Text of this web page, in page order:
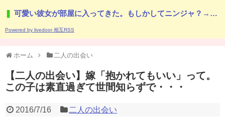
可愛い彼女が部屋に入ってきた。もしかしてニンジャ？→スタイリッシュな動きはこちらです…
Powered by livedoor 相互RSS
ホーム 二人の出会い
【二人の出会い】嫁「抱かれてもいい」って。
この子は素直過ぎて世間知らずで・・・
2016/7/16 二人の出会い